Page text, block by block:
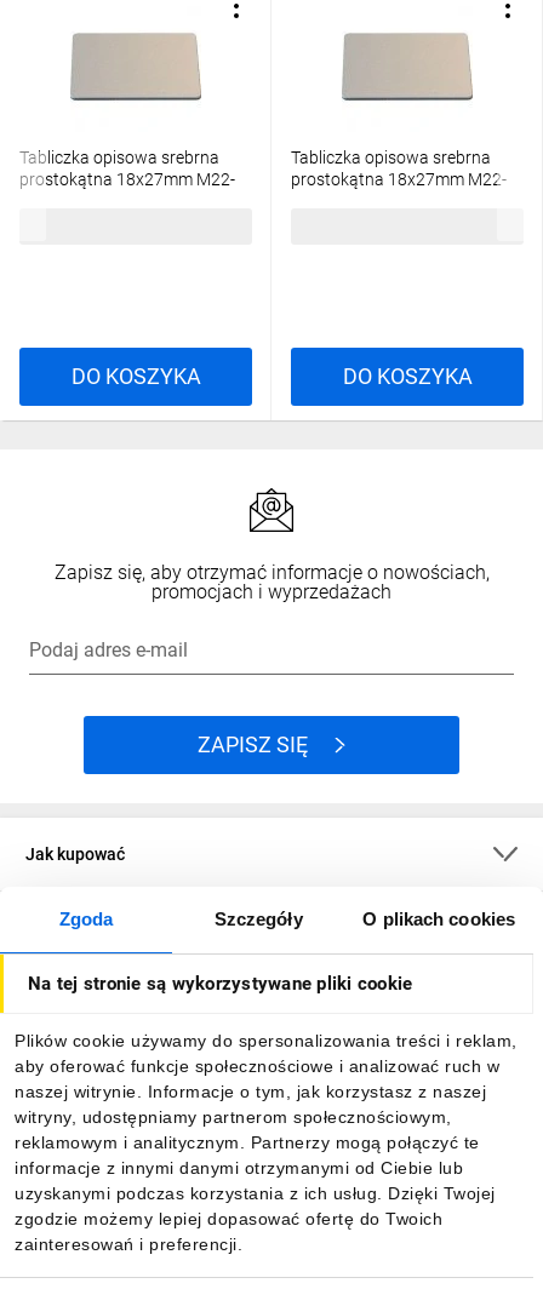
Zgoda Szczegóły O plikach cookies
Na tej stronie są wykorzystywane pliki cookie
Plików cookie używamy do spersonalizowania treści i reklam,
aby oferować funkcje społecznościowe i analizować ruch w
naszej witrynie. Informacje o tym, jak korzystasz z naszej
witryny, udostępniamy partnerom społecznościowym,
reklamowym i analitycznym. Partnerzy mogą połączyć te
informacje z innymi danymi otrzymanymi od Ciebie lub
uzyskanymi podczas korzystania z ich usług. Dzięki Twojej
zgodzie możemy lepiej dopasować ofertę do Twoich
zainteresowań i preferencji.
Tabliczka opisowa srebrna
prostokątna 18x27mm M22-
DO KOSZYKA
Tabliczka opisowa srebrna
prostokątna 18x27mm M22-
DO KOSZYKA
Zapisz się, aby otrzymać informacje o nowościach,
promocjach i wyprzedażach
Podaj adres e-mail
ZAPISZ SIĘ
Jak kupować
O firmie
Informacje
Pobierz naszą aplikację mobilną: